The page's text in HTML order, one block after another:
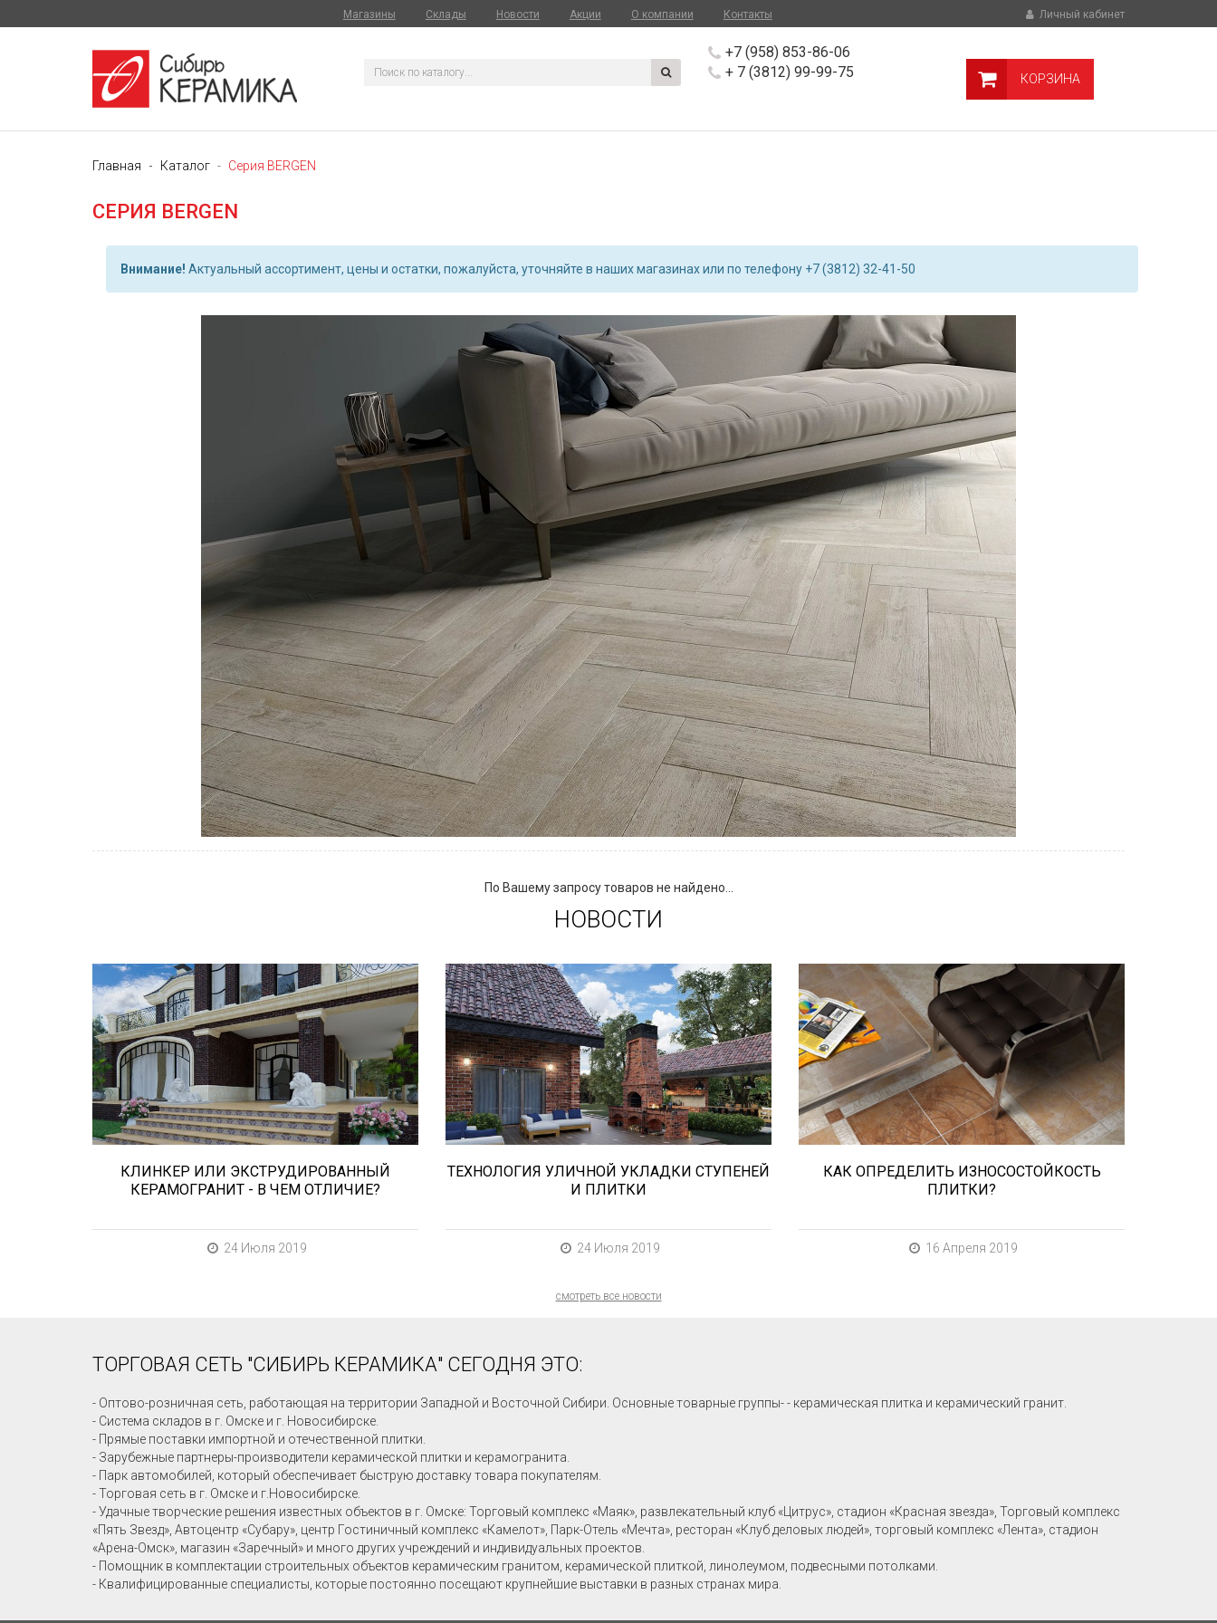
Магазины Склады Новости Акции О компании Контакты Личный кабинет
+7 (958) 853-86-06
+ 7 (3812) 99-99-75
КОРЗИНА
Главная Каталог Серия BERGEN
СЕРИЯ BERGEN
Внимание! Актуальный ассортимент, цены и остатки, пожалуйста, уточняйте в наших магазинах или по телефону +7 (3812) 32-41-50
По Вашему запросу товаров не найдено...
НОВОСТИ
Сегодня «клинкером» называют все
подряд... и напольную плитку и ступени
(фронтальные, угловые) для облицовки
крыльца, фасадную плитку и другие
материалы преимущественно для
экстерьерной отделки домов, зон...
КЛИНКЕР ИЛИ ЭКСТРУДИРОВАННЫЙ
КЕРАМОГРАНИТ - В ЧЕМ ОТЛИЧИЕ?
24 Июля 2019
В этой статье мы расскажем о том,
что нужно учесть при выборе и
укладке уличных облицовочных
материалов (ступени и плитка).
ТЕХНОЛОГИЯ УЛИЧНОЙ УКЛАДКИ СТУПЕНЕЙ
И ПЛИТКИ
24 Июля 2019
При выборе любой плитки важно
важны не только цвет и размер, но и
ее износостойкость. Как же
определить износостойкость
керамической плитки и
керамогранита? Сейчас расскажем.
КАК ОПРЕДЕЛИТЬ ИЗНОСОСТОЙКОСТЬ
ПЛИТКИ?
16 Апреля 2019
смотреть все новости
ТОРГОВАЯ СЕТЬ "СИБИРЬ КЕРАМИКА" СЕГОДНЯ ЭТО:
- Оптово-розничная сеть, работающая на территории Западной и Восточной Сибири. Основные товарные группы- - керамическая плитка и керамический гранит.
- Система складов в г. Омске и г. Новосибирске.
- Прямые поставки импортной и отечественной плитки.
- Зарубежные партнеры-производители керамической плитки и керамогранита.
- Парк автомобилей, который обеспечивает быструю доставку товара покупателям.
- Торговая сеть в г. Омске и г.Новосибирске.
- Удачные творческие решения известных объектов в г. Омске: Торговый комплекс «Маяк», развлекательный клуб «Цитрус», стадион «Красная звезда», Торговый комплекс
«Пять Звезд», Автоцентр «Субару», центр Гостиничный комплекс «Камелот», Парк-Отель «Мечта», ресторан «Клуб деловых людей», торговый комплекс «Лента», стадион
«Арена-Омск», магазин «Заречный» и много других учреждений и индивидуальных проектов.
- Помощник в комплектации строительных объектов керамическим гранитом, керамической плиткой, линолеумом, подвесными потолками.
- Квалифицированные специалисты, которые постоянно посещают крупнейшие выставки в разных странах мира.